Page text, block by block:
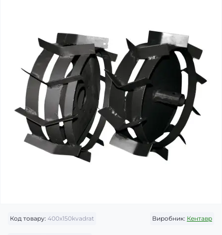
Код товару: 400х150kvadrat Виробник: Кентавр